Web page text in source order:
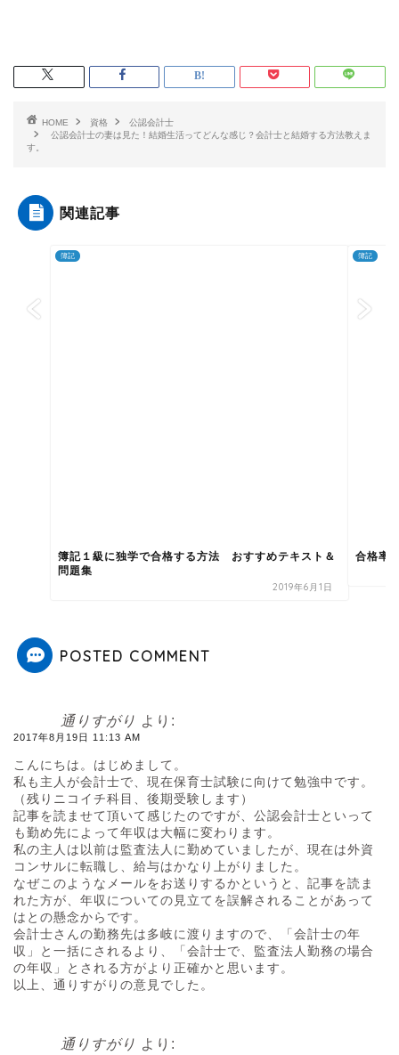
HOME 資格
公認会計士
公認会計士の妻は見た！結婚生活ってどんな感じ？会計士と結婚する方法教えま
す。
関連記事
簿記
簿記１級に独学で合格する方法 おすすめテキスト＆
問題集
2019年6月1日
簿記
合格率
POSTED COMMENT
通りすがり より:
2017年8月19日 11:13 AM
こんにちは。はじめまして。
私も主人が会計士で、現在保育士試験に向けて勉強中です。
（残りニコイチ科目、後期受験します）
記事を読ませて頂いて感じたのですが、公認会計士といって
も勤め先によって年収は大幅に変わります。
私の主人は以前は監査法人に勤めていましたが、現在は外資
コンサルに転職し、給与はかなり上がりました。
なぜこのようなメールをお送りするかというと、記事を読ま
れた方が、年収についての見立てを誤解されることがあって
はとの懸念からです。
会計士さんの勤務先は多岐に渡りますので、「会計士の年
収」と一括にされるより、「会計士で、監査法人勤務の場合
の年収」とされる方がより正確かと思います。
以上、通りすがりの意見でした。
通りすがり より: